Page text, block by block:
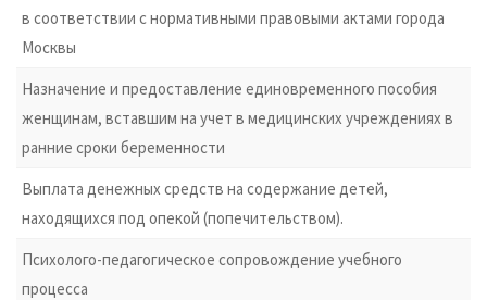
в соответствии с нормативными правовыми актами города
Москвы
Назначение и предоставление единовременного пособия
женщинам, вставшим на учет в медицинских учреждениях в
ранние сроки беременности
Выплата денежных средств на содержание детей,
находящихся под опекой (попечительством).
Психолого-педагогическое сопровождение учебного
процесса